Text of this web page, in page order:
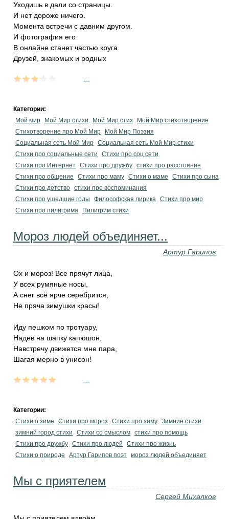
Уходишь в дали со страницы.
И нет дороже ничего.
Момента встречи с давним другом.
И фотография его
В онлайне станет частью круга
Друзей, знакомых и родных
Категории:
Мой мир
Мой Мир стихи Мой Мир стих
Мой Мир стихотворение
Стихотворение про Мой Мир
Мой Мир Поэзия
Социальная сеть Мой Мир Социальная сеть Мой Мир стихи
Стихи про социальные сети
Стихи про соц сети
Стихи про Интернет Стихи про дружбу стихи про расстояние
Стихи про общение
Стихи про маму Стихи о маме
Стихи про сына
Стихи про детство стихи про воспоминания
Стихи про ушедшие годы
Философская лирика Стихи про мир
Стихи про пилигрима
Пилигрим стихи
Мороз людей объединяет...
Артур Гарипов
Ох и мороз! Все прячут лица,
У всех румяные носы,
А снег всё ярче серебрится,
Не пряча зимушки красы!
Иду пешком по тротуару,
Надев на шапку капюшон,
Навстречу движется мне пара,
Шагая мерно в унисон!
Категории:
Стихи о зиме
Стихи про мороз Стихи про зиму Зимние стихи
зимний город стихи
Стихи со смыслом стихи про помощь
Стихи про дружбу Стихи про людей
Стихи про жизнь
Стихи о природе
Артур Гарипов поэт мороз людей объединяет
Мы с приятелем
Сергей Михалков